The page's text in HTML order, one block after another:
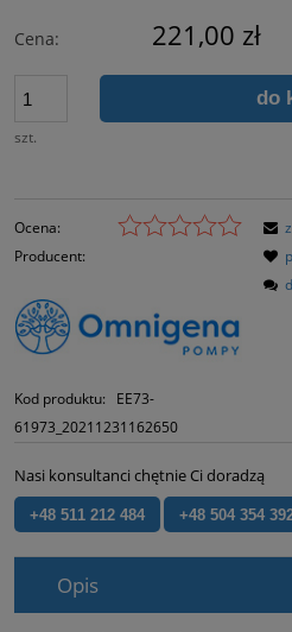
Cena: 221,00 zł
szt.
do
Ocena:
Producent:
Kod produktu:
EE73-
61973_20211231162650
Nasi konsultanci chętnie Ci doradzą
+48 511 212 484 +48 504 354
Opis